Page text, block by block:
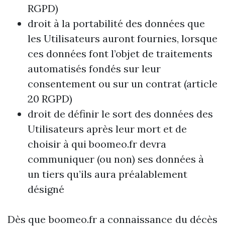
RGPD)
droit à la portabilité des données que
les Utilisateurs auront fournies, lorsque
ces données font l’objet de traitements
automatisés fondés sur leur
consentement ou sur un contrat (article
20 RGPD)
droit de définir le sort des données des
Utilisateurs après leur mort et de
choisir à qui boomeo.fr devra
communiquer (ou non) ses données à
un tiers qu’ils aura préalablement
désigné
Dès que boomeo.fr a connaissance du décès